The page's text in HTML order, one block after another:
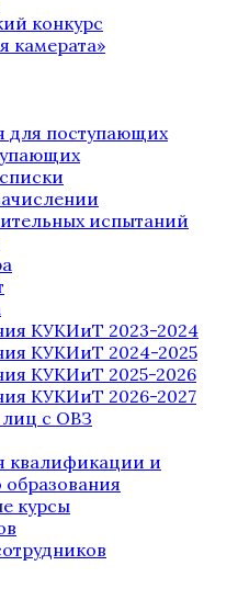
конкурс
камерата»
поступающих
испытаний
КУКИиТ 2023-2024
КУКИиТ 2024-2025
КУКИиТ 2025-2026
КУКИиТ 2026-2027
с ОВЗ
квалификации и
курсы